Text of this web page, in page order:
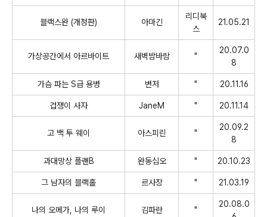
블랙스완 (개정판) 아마긴
리디북
스
21.05.21
가상공간에서 아르바이트 새벽밤바람 "
20.07.0
8
가슴 파는 S급 용병 변저 " 20.11.16
겁쟁이 사자 JaneM " 20.11.14
고 백 투 웨이 아스피린 "
20.09.2
8
과대망상 플랜B 완동십오 " 20.10.23
그 남자의 블랙홀 르사장 " 21.03.19
나의 오메가 나의 루이 김파란 "
20.08.0